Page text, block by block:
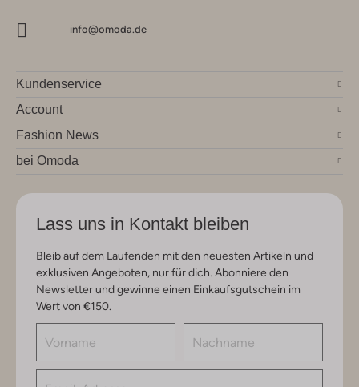
info@omoda.de
Kundenservice
Account
Fashion News
bei Omoda
Lass uns in Kontakt bleiben
Bleib auf dem Laufenden mit den neuesten Artikeln und
exklusiven Angeboten, nur für dich. Abonniere den
Newsletter und gewinne einen Einkaufsgutschein im
Wert von €150.